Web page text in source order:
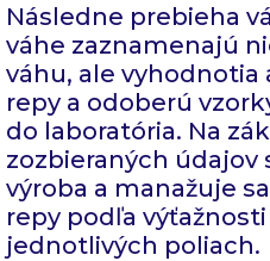
Následne prebieha
váhe zaznamenajú
váhu, ale
repy a odoberú
do laboratória. Na
zozbieraných
výroba a manažuje
repy podľa
jednotlivých poliach.